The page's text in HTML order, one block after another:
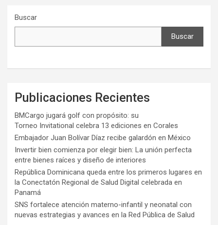
Buscar
Buscar
Publicaciones Recientes
BMCargo jugará golf con propósito: su
Torneo Invitational celebra 13 ediciones en Corales
Embajador Juan Bolívar Díaz recibe galardón en México
Invertir bien comienza por elegir bien: La unión perfecta
entre bienes raíces y diseño de interiores
República Dominicana queda entre los primeros lugares en
la Conectatón Regional de Salud Digital celebrada en
Panamá
SNS fortalece atención materno-infantil y neonatal con
nuevas estrategias y avances en la Red Pública de Salud